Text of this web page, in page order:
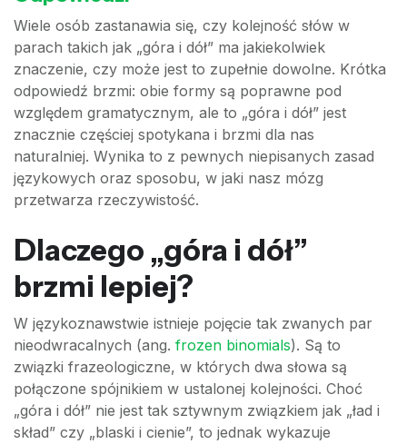
Wiele osób zastanawia się, czy kolejność słów w
parach takich jak „góra i dół” ma jakiekolwiek
znaczenie, czy może jest to zupełnie dowolne. Krótka
odpowiedź brzmi: obie formy są poprawne pod
względem gramatycznym, ale to „góra i dół” jest
znacznie częściej spotykana i brzmi dla nas
naturalniej. Wynika to z pewnych niepisanych zasad
językowych oraz sposobu, w jaki nasz mózg
przetwarza rzeczywistość.
Dlaczego „góra i dół”
brzmi lepiej?
W językoznawstwie istnieje pojęcie tak zwanych par
nieodwracalnych (ang. frozen binomials). Są to
związki frazeologiczne, w których dwa słowa są
połączone spójnikiem w ustalonej kolejności. Choć
„góra i dół” nie jest tak sztywnym związkiem jak „ład i
skład” czy „blaski i cienie”, to jednak wykazuje